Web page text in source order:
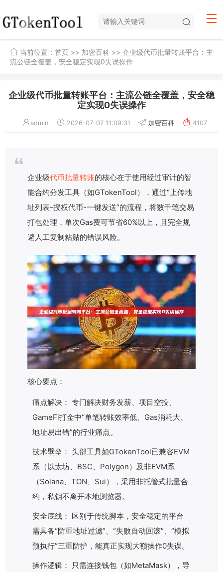
当前位置： 首页 >> 加密百科 >> 企业级代币批量转账平台：主
流公链全覆盖，安全稳定实现0失误操作
企业级代币批量转账平台：主流公链全覆盖，安全稳
定实现0失误操作
admin 2026-07-07 11:09:31 加密百科 4107
企业级代币批量转账的核心在于使用经过审计的智
能合约分发工具（如GTokenTool），通过“上传地
址列表-授权代币-一键发送”的流程，将数千笔交易
打包处理，单次Gas费可节省60%以上，且完全规
避人工复制粘贴的错误风险。
核心要点：
痛点解决： 专门解决财务发薪、项目空投、
GameFi打金中“单笔转账效率低、Gas消耗大、
地址易出错”的行业痛点。
技术壁垒： 头部工具如GTokenTool已兼容EVM
系（以太坊、BSC、Polygon）及非EVM系
（Solana、TON、Sui），采用非托管式批量合
约，私钥不离开本地浏览器。
安全底线： 区别于传统脚本，安全稳定的平台
需具备“防重地址过滤”、“失败自动回滚”、“模拟
预执行”三重防护，能真正实现大额操作0失误。
操作逻辑： 只需连接钱包（如MetaMask），导